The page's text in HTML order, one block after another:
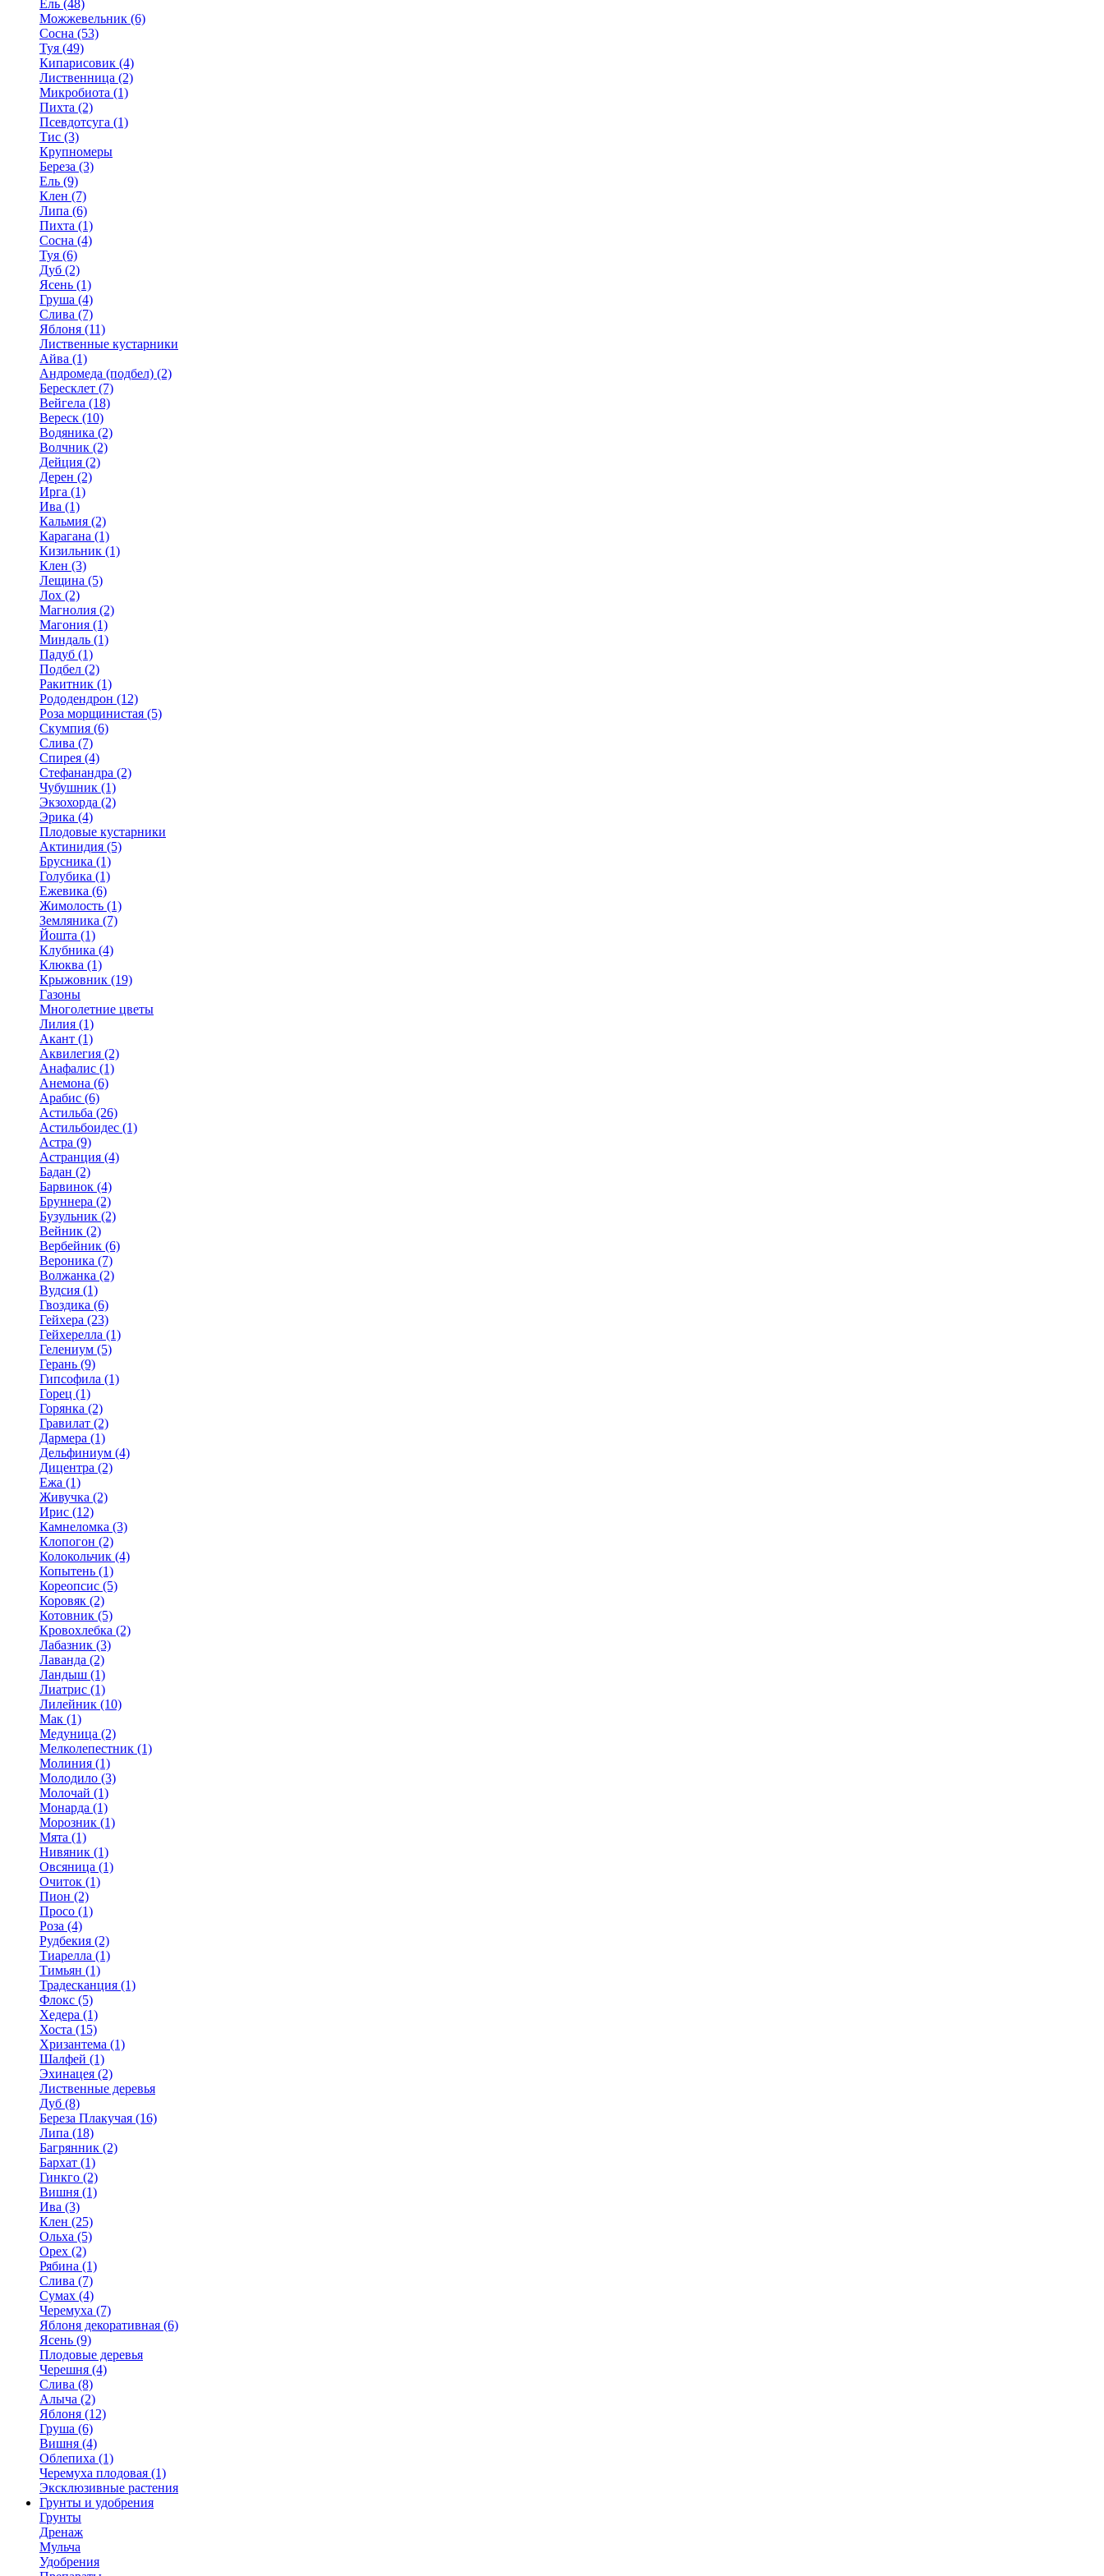
Ель (48)
Можжевельник (6)
Сосна (53)
Туя (49)
Кипарисовик (4)
Лиственница (2)
Микробиота (1)
Пихта (2)
Псевдотсуга (1)
Тис (3)
Крупномеры
Береза (3)
Ель (9)
Клен (7)
Липа (6)
Пихта (1)
Сосна (4)
Туя (6)
Дуб (2)
Ясень (1)
Груша (4)
Слива (7)
Яблоня (11)
Лиственные кустарники
Айва (1)
Андромеда (подбел) (2)
Бересклет (7)
Вейгела (18)
Вереск (10)
Водяника (2)
Волчник (2)
Дейция (2)
Дерен (2)
Ирга (1)
Ива (1)
Кальмия (2)
Карагана (1)
Кизильник (1)
Клен (3)
Лещина (5)
Лох (2)
Магнолия (2)
Магония (1)
Миндаль (1)
Падуб (1)
Подбел (2)
Ракитник (1)
Рододендрон (12)
Роза морщинистая (5)
Скумпия (6)
Слива (7)
Спирея (4)
Стефанандра (2)
Чубушник (1)
Экзохорда (2)
Эрика (4)
Плодовые кустарники
Актинидия (5)
Брусника (1)
Голубика (1)
Ежевика (6)
Жимолость (1)
Земляника (7)
Йошта (1)
Клубника (4)
Клюква (1)
Крыжовник (19)
Газоны
Многолетние цветы
Лилия (1)
Акант (1)
Аквилегия (2)
Анафалис (1)
Анемона (6)
Арабис (6)
Астильба (26)
Астильбоидес (1)
Астра (9)
Астранция (4)
Бадан (2)
Барвинок (4)
Бруннера (2)
Бузульник (2)
Вейник (2)
Вербейник (6)
Вероника (7)
Волжанка (2)
Вудсия (1)
Гвоздика (6)
Гейхера (23)
Гейхерелла (1)
Гелениум (5)
Герань (9)
Гипсофила (1)
Горец (1)
Горянка (2)
Гравилат (2)
Дармера (1)
Дельфиниум (4)
Дицентра (2)
Ежа (1)
Живучка (2)
Ирис (12)
Камнеломка (3)
Клопогон (2)
Колокольчик (4)
Копытень (1)
Кореопсис (5)
Коровяк (2)
Котовник (5)
Кровохлебка (2)
Лабазник (3)
Лаванда (2)
Ландыш (1)
Лиатрис (1)
Лилейник (10)
Мак (1)
Медуница (2)
Мелколепестник (1)
Молиния (1)
Молодило (3)
Молочай (1)
Монарда (1)
Морозник (1)
Мята (1)
Нивяник (1)
Овсяница (1)
Очиток (1)
Пион (2)
Просо (1)
Роза (4)
Рудбекия (2)
Тиарелла (1)
Тимьян (1)
Традесканция (1)
Флокс (5)
Хедера (1)
Хоста (15)
Хризантема (1)
Шалфей (1)
Эхинацея (2)
Лиственные деревья
Дуб (8)
Береза Плакучая (16)
Липа (18)
Багрянник (2)
Бархат (1)
Гинкго (2)
Вишня (1)
Ива (3)
Клен (25)
Ольха (5)
Орех (2)
Рябина (1)
Слива (7)
Сумах (4)
Черемуха (7)
Яблоня декоративная (6)
Ясень (9)
Плодовые деревья
Черешня (4)
Слива (8)
Алыча (2)
Яблоня (12)
Груша (6)
Вишня (4)
Облепиха (1)
Черемуха плодовая (1)
Эксклюзивные растения
Грунты и удобрения
Грунты
Дренаж
Мульча
Удобрения